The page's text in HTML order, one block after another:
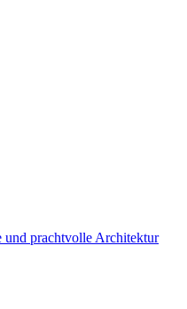
und prachtvolle Architektur